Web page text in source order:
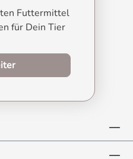
Futtermittel
für Dein Tier
zum Produktberater